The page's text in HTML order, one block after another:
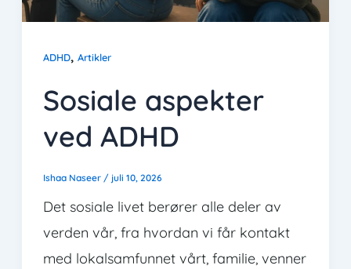
ADHD, Artikler
Sosiale aspekter
ved ADHD
Ishaa Naseer / juli 10, 2026
Det sosiale livet berører alle deler av
verden vår, fra hvordan vi får kontakt
med lokalsamfunnet vårt, familie, venner